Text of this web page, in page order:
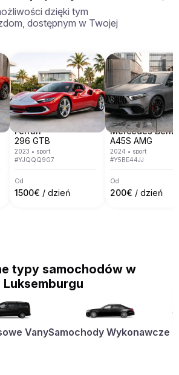
w tym we Włoszech,
Niemczech, Austrii i
głównych miast
jak Rzym, Mediolan, Nicea,
Werona, Monachium,
Barcelona i wiele innych.
dzięki tym
dostępnym w Twojej
Ferrari
296 GTB
2023 • sport
#YJQQQ9G7
Od
1500€ / dzień
Mercedes Benz
A45S AMG
2024 • sport
#Y5BE44JJ
Od
200€ / dzień
typy samochodów w
Luksemburgu
VanySamochody Wykonawcze